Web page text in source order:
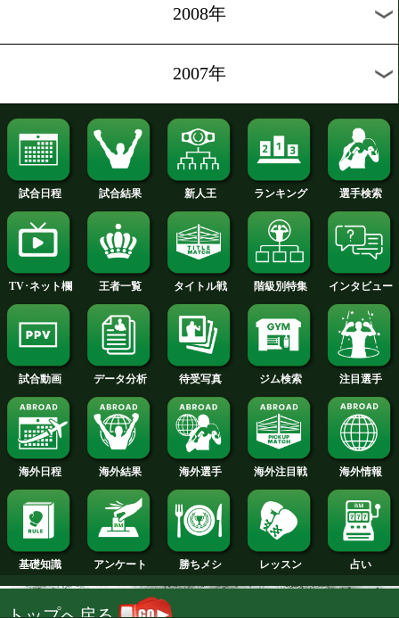
2017年
2016年
2015年
2014年
2013年
2012年
2011年
2010年